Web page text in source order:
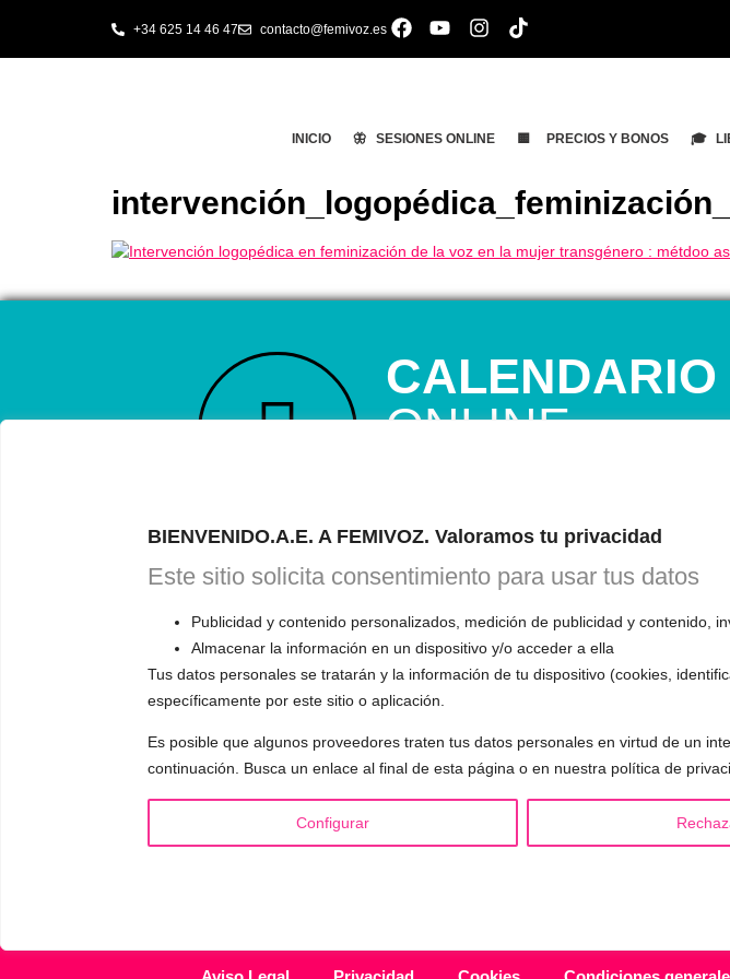
BIENVENIDO.A.E. A FEMIVOZ. Valoramos tu privacidad
Este sitio solicita consentimiento para usar tus datos
Publicidad y contenido personalizados, medición de publicidad y contenido,
Almacenar la información en un dispositivo y/o acceder a ella
Tus datos personales se tratarán y la información de tu dispositivo (cookies,
específicamente por este sitio o aplicación.
Es posible que algunos proveedores traten tus datos personales en virtud de un
continuación. Busca un enlace al final de esta página o en nuestra política de
Configurar
+34 625 14 46 47 contacto@femivoz.es
INICIO 🦋 SESIONES ONLINE 🟨 PRECIOS Y BONOS 🎓
CALENDARIO
ONLINE
explicará cómo funciona el entrenamiento
responderá a todas tus preguntas.
INFORMACIÓN
¿Quién es Mariela Astudillo?
❓ Preguntas Frecuentes
VOCES LGBTQIA+ 🏳️‍🌈
▪️ Feminización de la voz
▪️ Masculinización de la voz
▪️ Dualización de la voz